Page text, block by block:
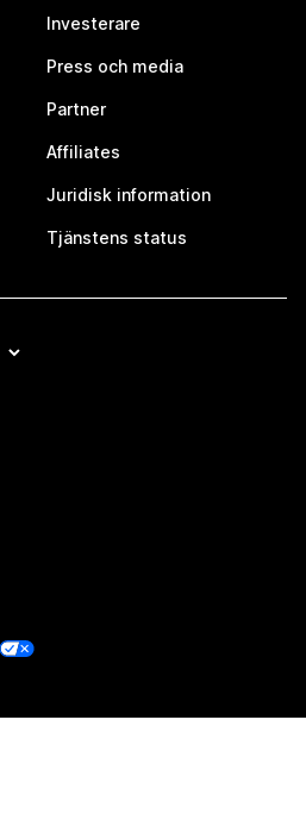
Investerare
Press och media
Partner
Affiliates
Juridisk information
Tjänstens status